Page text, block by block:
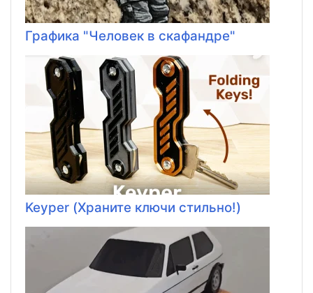
Графика "Человек в скафандре"
Keyper (Храните ключи стильно!)